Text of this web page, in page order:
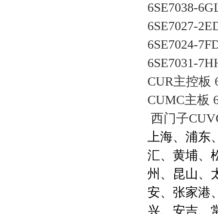
6SE7038-
6SE7027-
6SE7024-
6SE7031-
CUR主控板
CUMC主板
西门子
上海、浦东
汇、黄埔、
州、昆山、
安、张家港
兴、安吉、